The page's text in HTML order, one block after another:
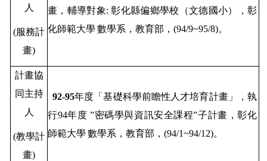
人
(服務計
畫)
畫，輔導對象:彰化縣偏鄉學校（文德國小），彰
化師範大學數學系 ，教育部， (94/9~95/8)。
計畫協
同主持
人
(教學計
畫)
92-95年度「基礎科學前瞻性人才培育計畫」，執
行94年度 ”密碼學與資訊安全課程”子計畫，彰化
師範大學數學系 ，教育部， (94/1~94/12)。